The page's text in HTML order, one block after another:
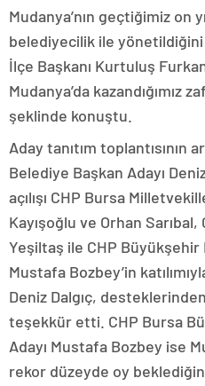
Mudanya’nın geçtiğimiz on
belediyecilik ile
İlçe Başkanı Kurtuluş
Mudanya’da kazandığımız
şeklinde konuştu.
Aday tanıtım toplantısının
Belediye Başkan Adayı
açılışı CHP Bursa
Kayışoğlu ve Orhan
Yeşiltaş ile CHP Büyükşehir
Mustafa Bozbey’in
Deniz Dalgıç,
teşekkür etti. CHP Bursa
Adayı Mustafa Bozbey ise
rekor düzeyde oy